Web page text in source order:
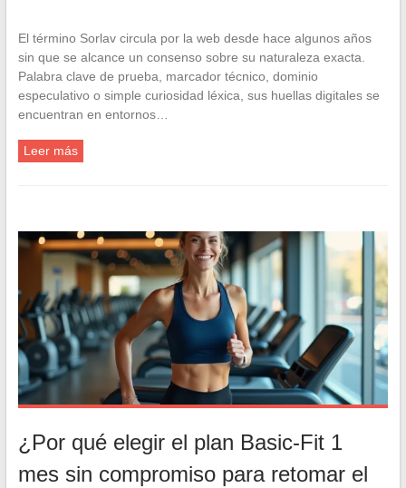
El término Sorlav circula por la web desde hace algunos años
sin que se alcance un consenso sobre su naturaleza exacta.
Palabra clave de prueba, marcador técnico, dominio
especulativo o simple curiosidad léxica, sus huellas digitales se
encuentran en entornos…
Leer más
¿Por qué elegir el plan Basic-Fit 1
mes sin compromiso para retomar el